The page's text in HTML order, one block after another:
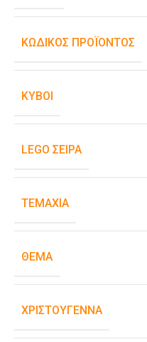
ΚΩΔΙΚΌΣ ΠΡΟΪΌΝΤΟΣ
ΚΎΒΟΙ
LEGO ΣΕΙΡΆ
ΤΕΜΆΧΙΑ
ΘΈΜΑ
ΧΡΙΣΤΟΎΓΕΝΝΑ